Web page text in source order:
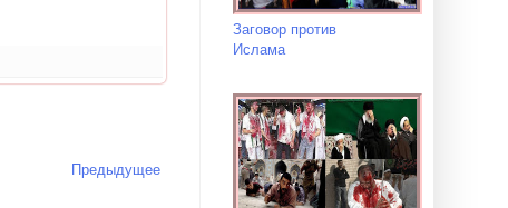
Предыдущее
Заговор против
Ислама